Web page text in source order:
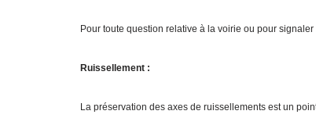
Pour toute question relative à la voirie ou pour
Ruissellement :
La préservation des axes de ruissellements est un